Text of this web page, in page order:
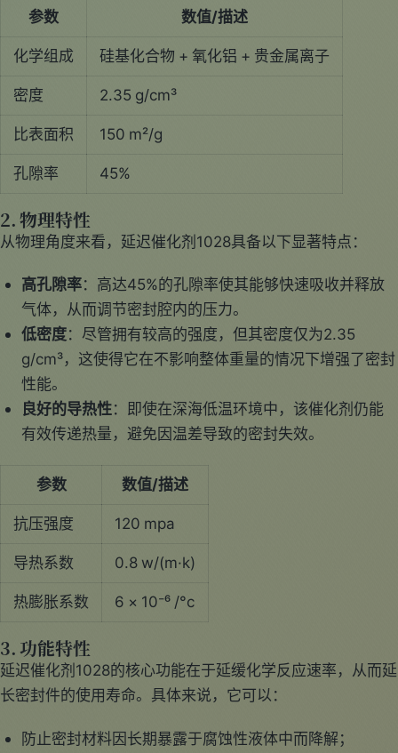
参数
数值/描述
化学组成
硅基化合物 + 氧化铝 + 贵金属离子
密度
2.35 g/cm³
比表面积
150 m²/g
孔隙率
45%
2. 物理特性
从物理角度来看，延迟催化剂1028具备以下显著特点：
高孔隙率：高达45%的孔隙率使其能够快速吸收并释放
气体，从而调节密封腔内的压力。
低密度：尽管拥有较高的强度，但其密度仅为2.35
g/cm³，这使得它在不影响整体重量的情况下增强了密封
性能。
良好的导热性：即使在深海低温环境中，该催化剂仍能
有效传递热量，避免因温差导致的密封失效。
参数
数值/描述
抗压强度
120 mpa
导热系数
0.8 w/(m·k)
热膨胀系数
6 × 10⁻⁶ /°c
3. 功能特性
延迟催化剂1028的核心功能在于延缓化学反应速率，从而延
长密封件的使用寿命。具体来说，它可以：
防止密封材料因长期暴露于腐蚀性液体中而降解；